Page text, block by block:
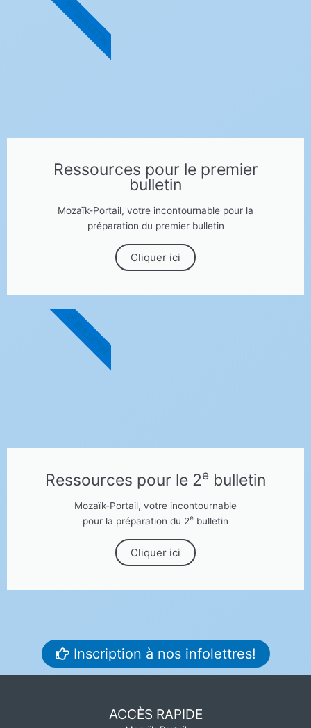
Ressources pour le premier
bulletin
Mozaïk-Portail, votre incontournable pour la
préparation du premier bulletin
Cliquer ici
ER
BULLETIN
Ressources pour le 2e bulletin
Mozaïk-Portail, votre incontournable
pour la préparation du 2e bulletin
Cliquer ici
BULLETIN
Inscription à nos infolettres!
ACCÈS RAPIDE